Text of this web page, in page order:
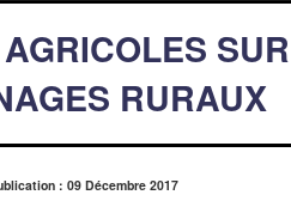
RURAUX
: 09 Décembre 2017